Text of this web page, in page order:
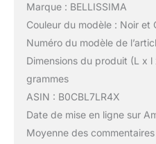
Marque : BELLISSIMA
Couleur du modèle : Noir et
Numéro du modèle de
Dimensions du produit (L x
grammes
ASIN : B0CBL7LR4X
Date de mise en ligne sur
Moyenne des